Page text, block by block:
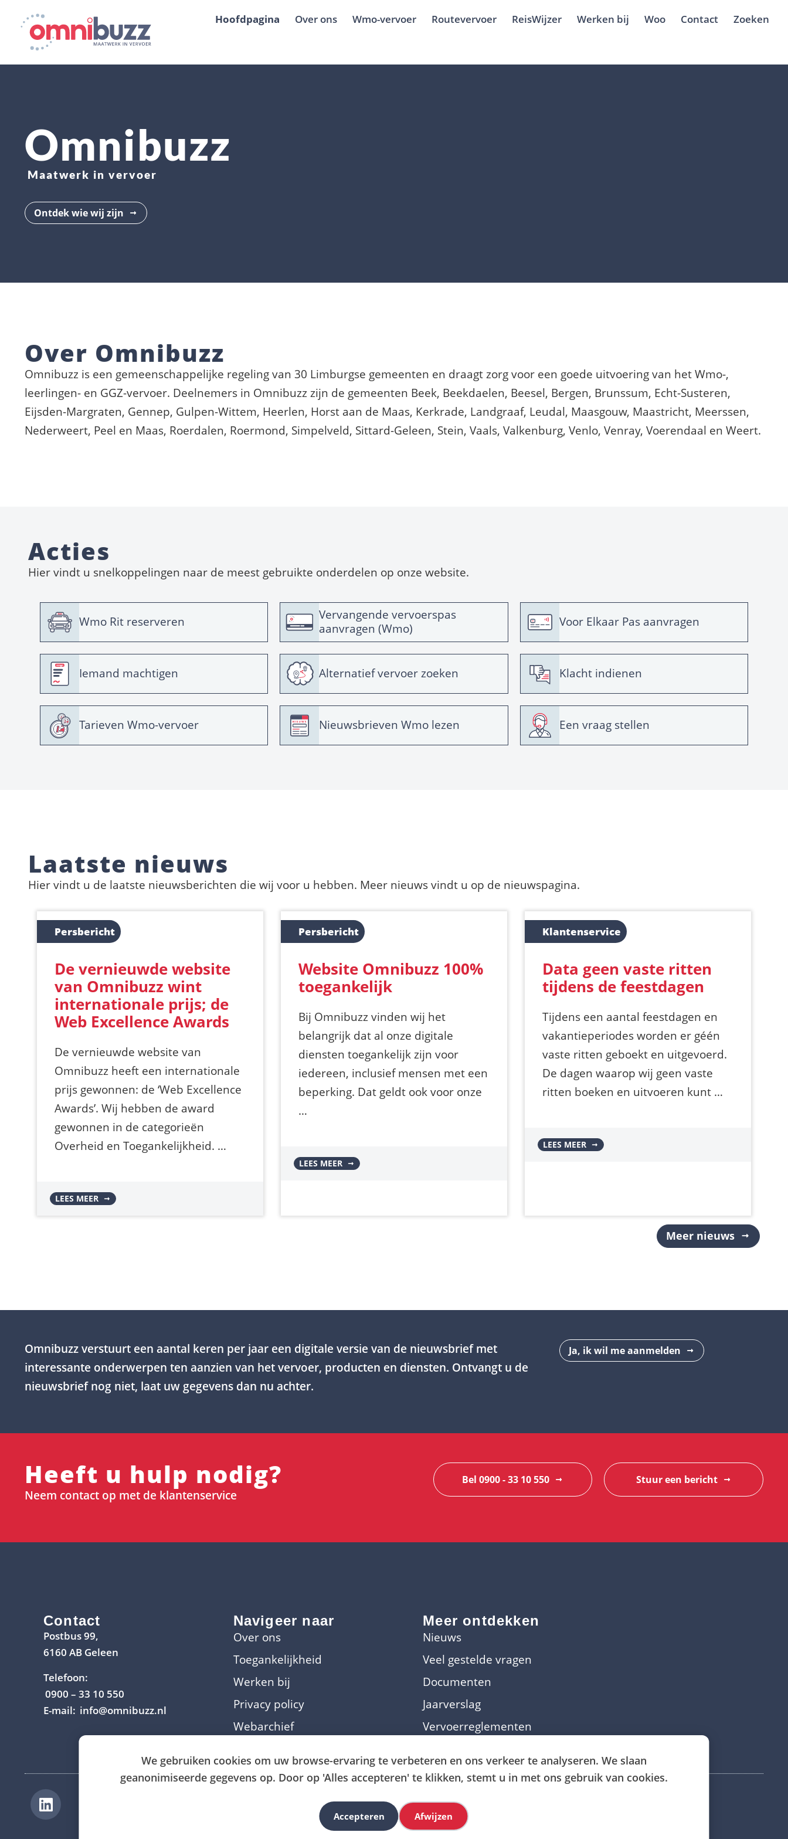
We gebruiken cookies om uw browse-ervaring te verbeteren en ons verkeer te analyseren. We slaan
geanonimiseerde gegevens op. Door op 'Alles accepteren' te klikken, stemt u in met ons gebruik van cookies.
Accepteren Afwijzen
Hoofdpagina Over ons Wmo-vervoer Routevervoer ReisWijzer Werken bij Woo Contact Zoeken
Omnibuzz
Maatwerk in vervoer
Ontdek wie wij zijn
Over Omnibuzz
Omnibuzz is een gemeenschappelijke regeling van 30 Limburgse gemeenten en draagt zorg voor een goede uitvoering van het Wmo-,
leerlingen- en GGZ-vervoer. Deelnemers in Omnibuzz zijn de gemeenten Beek, Beekdaelen, Beesel, Bergen, Brunssum, Echt-Susteren,
Eijsden-Margraten, Gennep, Gulpen-Wittem, Heerlen, Horst aan de Maas, Kerkrade, Landgraaf, Leudal, Maasgouw, Maastricht, Meerssen,
Nederweert, Peel en Maas, Roerdalen, Roermond, Simpelveld, Sittard-Geleen, Stein, Vaals, Valkenburg, Venlo, Venray, Voerendaal en Weert.
Acties
Hier vindt u snelkoppelingen naar de meest gebruikte onderdelen op onze website.
Wmo Rit reserveren
Vervangende vervoerspas
aanvragen (Wmo)
Voor Elkaar Pas aanvragen
Iemand machtigen Alternatief vervoer zoeken Klacht indienen
Tarieven Wmo-vervoer Nieuwsbrieven Wmo lezen Een vraag stellen
Laatste nieuws
Hier vindt u de laatste nieuwsberichten die wij voor u hebben. Meer nieuws vindt u op de nieuwspagina.
De vernieuwde website
van Omnibuzz wint
internationale prijs; de
Web Excellence Awards
De vernieuwde website van
Omnibuzz heeft een internationale
prijs gewonnen: de ‘Web Excellence
Awards’. Wij hebben de award
gewonnen in de categorieën
Overheid en Toegankelijkheid. …
Persbericht
LEES MEER
Website Omnibuzz 100%
toegankelijk
Bij Omnibuzz vinden wij het
belangrijk dat al onze digitale
diensten toegankelijk zijn voor
iedereen, inclusief mensen met een
beperking. Dat geldt ook voor onze
…
Persbericht
LEES MEER
Data geen vaste ritten
tijdens de feestdagen
Tijdens een aantal feestdagen en
vakantieperiodes worden er géén
vaste ritten geboekt en uitgevoerd.
De dagen waarop wij geen vaste
ritten boeken en uitvoeren kunt …
Klantenservice
LEES MEER
Meer nieuws
Omnibuzz verstuurt een aantal keren per jaar een digitale versie van de nieuwsbrief met
interessante onderwerpen ten aanzien van het vervoer, producten en diensten. Ontvangt u de
nieuwsbrief nog niet, laat uw gegevens dan nu achter.
Ja, ik wil me aanmelden
Heeft u hulp nodig?
Neem contact op met de klantenservice
Bel 0900 - 33 10 550 Stuur een bericht
Contact
Postbus 99,
6160 AB Geleen
Telefoon:
0900 – 33 10 550
E-mail: info@omnibuzz.nl
Navigeer naar
Over ons
Toegankelijkheid
Werken bij
Privacy policy
Webarchief
Meer ontdekken
Nieuws
Veel gestelde vragen
Documenten
Jaarverslag
Vervoerreglementen